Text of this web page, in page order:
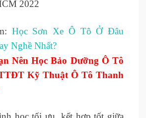
Học Sơn Xe Ô Tô Ở Đâu
Nghề Nhất?
Nên Học Bảo Dưỡng Ô Tô
Kỹ Thuật Ô Tô Thanh